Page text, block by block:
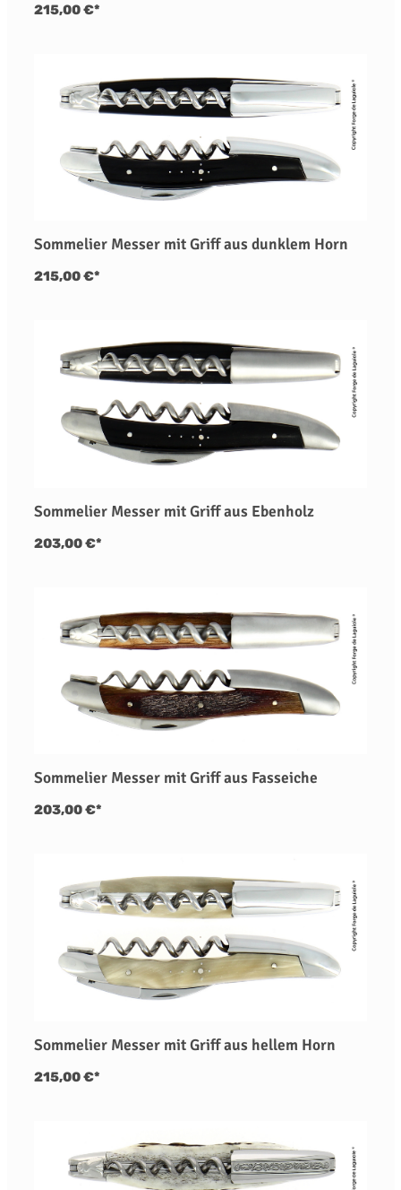
215,00 €*
Sommelier Messer mit Griff aus dunklem Horn
215,00 €*
Sommelier Messer mit Griff aus Ebenholz
203,00 €*
Sommelier Messer mit Griff aus Fasseiche
203,00 €*
Sommelier Messer mit Griff aus hellem Horn
215,00 €*